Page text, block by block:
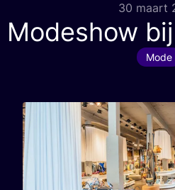
30 maart
Modeshow
Mode